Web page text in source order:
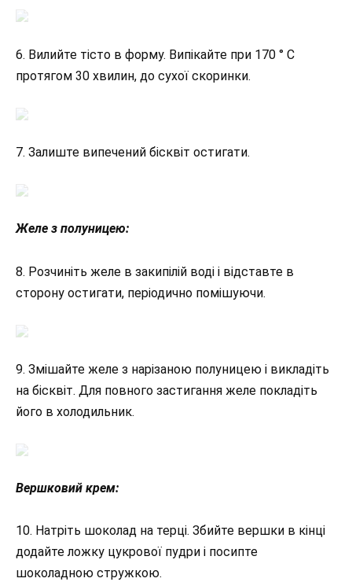
6. Вилийте тісто в форму. Випікайте при 170 ° C
протягом 30 хвилин, до сухої скоринки.
7. Залиште випечений бісквіт остигати.
Желе з полуницею:
8. Розчиніть желе в закипілій воді і відставте в
сторону остигати, періодично помішуючи.
9. Змішайте желе з нарізаною полуницею і викладіть
на бісквіт. Для повного застигання желе покладіть
його в холодильник.
Вершковий крем:
10. Натріть шоколад на терці. Збийте вершки в кінці
додайте ложку цукрової пудри і посипте
шоколадною стружкою.